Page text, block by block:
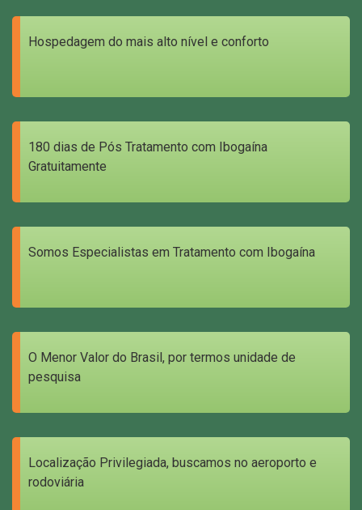
Hospedagem do mais alto nível e conforto
180 dias de Pós Tratamento com Ibogaína
Gratuitamente
Somos Especialistas em Tratamento com Ibogaína
O Menor Valor do Brasil, por termos unidade de
pesquisa
Localização Privilegiada, buscamos no aeroporto e
rodoviária